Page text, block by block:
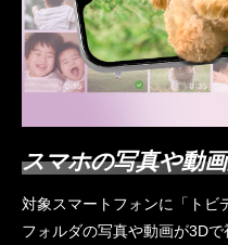
スマホの写真や動
対象スマートフォンに「トビ
フォルダの写真や動画が3D